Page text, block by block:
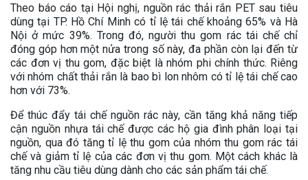
Theo báo cáo tại Hội nghị, nguồn rác thải rắn PET sau tiêu
dùng tại TP. Hồ Chí Minh có tỉ lệ tái chế khoảng 65% và Hà
Nội ở mức 39%. Trong đó, người thu gom rác tái chế chỉ
đóng góp hơn một nửa trong số này, đa phần còn lại đến từ
các đơn vị thu gom, đặc biệt là nhóm phi chính thức. Riêng
với nhóm chất thải rắn là bao bì lon nhôm có tỉ lệ tái chế cao
hơn với 73%.
Để thúc đẩy tái chế nguồn rác này, cần tăng khả năng tiếp
cận nguồn nhựa tái chế được các hộ gia đình phân loại tại
nguồn, qua đó tăng tỉ lệ thu gom của nhóm thu gom rác tái
chế và giảm tỉ lệ của các đơn vị thu gom. Một cách khác là
tăng nhu cầu tiêu dùng dành cho các sản phẩm tái chế.